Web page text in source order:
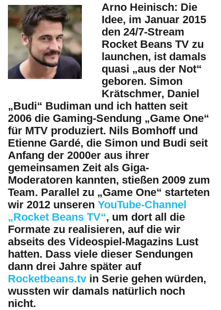
Arno Heinisch: Die
Idee, im Januar 2015
den 24/7-Stream
Rocket Beans TV zu
launchen, ist damals
quasi „aus der Not“
geboren. Simon
Krätschmer, Daniel
„Budi“ Budiman und ich hatten seit
2006 die Gaming-Sendung „Game One“
für MTV produziert. Nils Bomhoff und
Etienne Gardé, die Simon und Budi seit
Anfang der 2000er aus ihrer
gemeinsamen Zeit als Giga-
Moderatoren kannten, stießen 2009 zum
Team. Parallel zu „Game One“ starteten
wir 2012 unseren YouTube-Channel
„Rocket Beans TV“, um dort all die
Formate zu realisieren, auf die wir
abseits des Videospiel-Magazins Lust
hatten. Dass viele dieser Sendungen
dann drei Jahre später auf
Rocketbeans.tv in Serie gehen würden,
wussten wir damals natürlich noch
nicht.